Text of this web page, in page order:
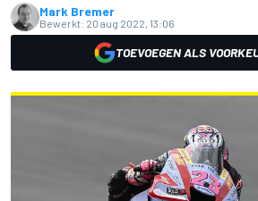
Mark Bremer
Bewerkt: 20 aug 2022, 13:06
TOEVOEGEN ALS